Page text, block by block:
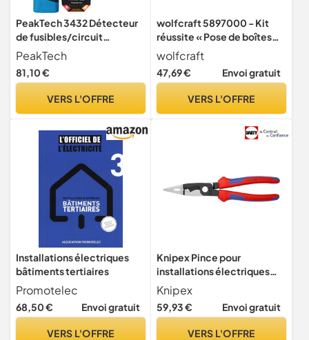
PeakTech 3432 Détecteur
de fusibles/circuit
électrique avec testeur de
prise 230 V Schuko
recherche sans contact
pour installation électrique
PeakTech
81,10 €
VERS L'OFFRE
wolfcraft 5897000 - Kit
réussite « Pose de boîtes
d’encastrement » - Pour la
pose des installations
électriques dans les
wolfcraft
47,69 € Envoi gratuit
VERS L'OFFRE
Installations électriques
bâtiments tertiaires
Promotelec
68,50 € Envoi gratuit
VERS L'OFFRE
Knipex Pince pour
installations électriques
avec poignées
comfortables 200 mm, 13
82 200
Knipex
59,93 € Envoi gratuit
VERS L'OFFRE